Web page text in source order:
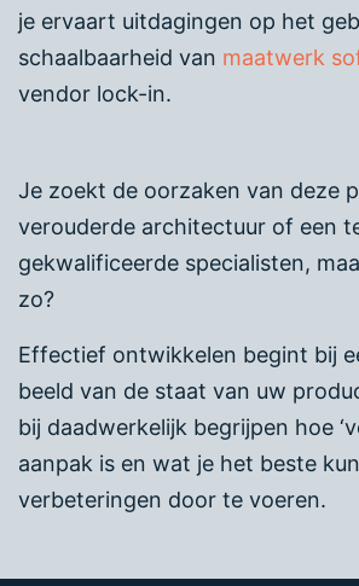
je ervaart uitdagingen op het
schaalbaarheid van maatwerk
vendor lock-in.
Je zoekt de oorzaken van deze
verouderde architectuur of een
gekwalificeerde specialisten,
zo?
Effectief ontwikkelen begint bij
beeld van de staat van uw
bij daadwerkelijk begrijpen hoe
aanpak is en wat je het beste
verbeteringen door te voeren.